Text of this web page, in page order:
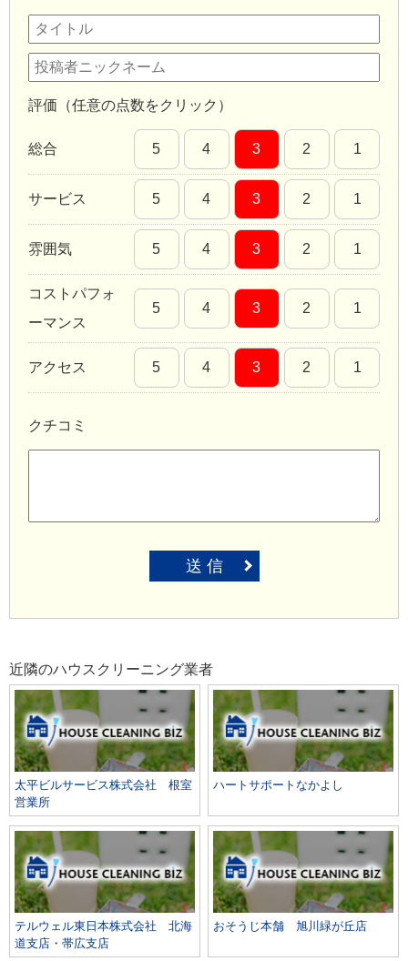
評価（任意の点数をクリック）
総合 5 4 3 2 1
サービス 5 4 3 2 1
雰囲気 5 4 3 2 1
コストパフォ
ーマンス
5 4 3 2 1
アクセス 5 4 3 2 1
クチコミ
送 信
近隣のハウスクリーニング業者
太平ビルサービス株式会社 根室
営業所
ハートサポートなかよし
テルウェル東日本株式会社 北海
道支店・帯広支店
おそうじ本舗 旭川緑が丘店